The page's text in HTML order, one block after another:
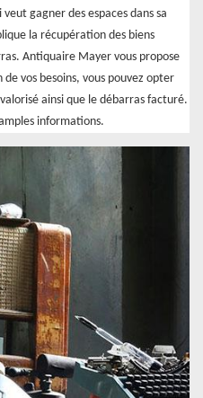
gagner des espaces dans sa
la récupération des biens
Antiquaire Mayer vous propose
vos besoins, vous pouvez opter
ainsi que le débarras facturé.
informations.